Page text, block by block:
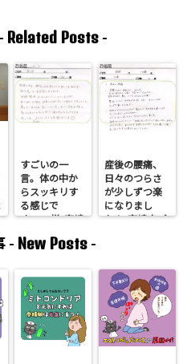
Related Posts-
すごいの一
言。体の中か
らスッキリす
る感じで
す/A.N様/高崎
産後の腰痛、
日々のつらさ
が少しずつ楽
になりまし
た！/高崎市/主
- New Posts -